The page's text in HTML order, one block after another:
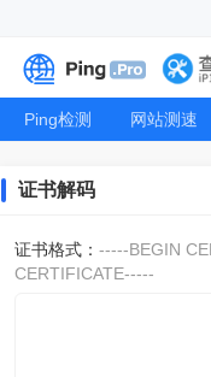
Ping检测 网站测速
证书解码
证书格式： -----BEGIN
CERTIFICATE-----